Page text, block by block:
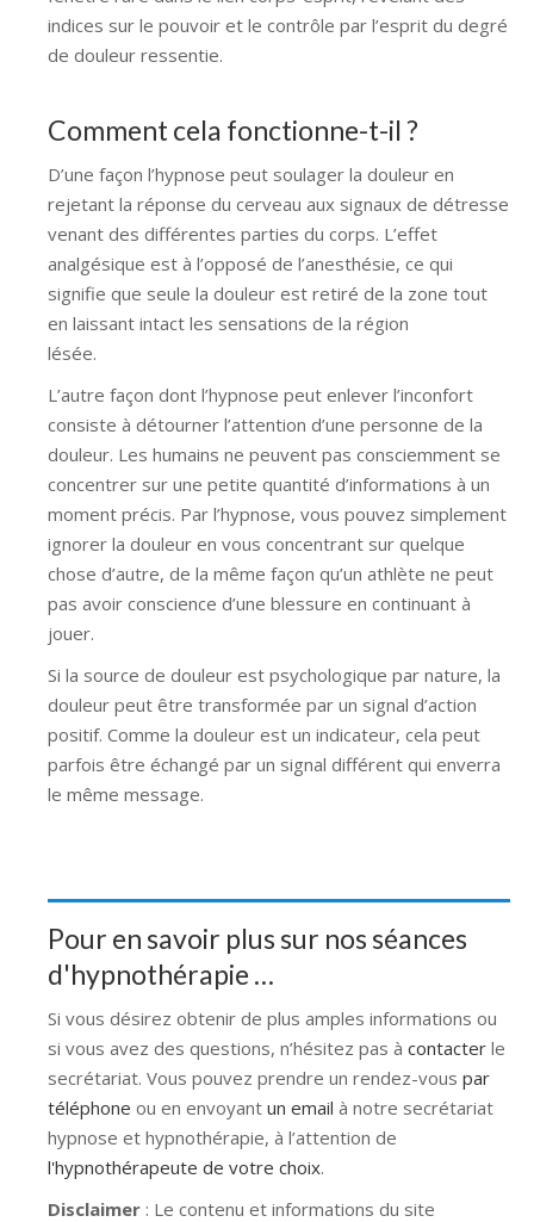
indices sur le pouvoir et le contrôle par l’esprit du degré
de douleur ressentie.
Comment cela fonctionne-t-il ?
D’une façon l’hypnose peut soulager la douleur en
rejetant la réponse du cerveau aux signaux de détresse
venant des différentes parties du corps. L’effet
analgésique est à l’opposé de l’anesthésie, ce qui
signifie que seule la douleur est retiré de la zone tout
en laissant intact les sensations de la région
lésée.
L’autre façon dont l’hypnose peut enlever l’inconfort
consiste à détourner l’attention d’une personne de la
douleur. Les humains ne peuvent pas consciemment se
concentrer sur une petite quantité d’informations à un
moment précis. Par l’hypnose, vous pouvez simplement
ignorer la douleur en vous concentrant sur quelque
chose d’autre, de la même façon qu’un athlète ne peut
pas avoir conscience d’une blessure en continuant à
jouer.
Si la source de douleur est psychologique par nature, la
douleur peut être transformée par un signal d’action
positif. Comme la douleur est un indicateur, cela peut
parfois être échangé par un signal différent qui enverra
le même message.
Pour en savoir plus sur nos séances
d'hypnothérapie …
Si vous désirez obtenir de plus amples informations ou
si vous avez des questions, n’hésitez pas à contacter le
secrétariat. Vous pouvez prendre un rendez-vous par
téléphone ou en envoyant un email à notre secrétariat
hypnose et hypnothérapie, à l’attention de
l'hypnothérapeute de votre choix.
Disclaimer : Le contenu et informations du site